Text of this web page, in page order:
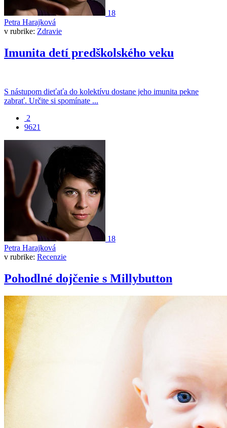
18
Petra Harajková
v rubrike: Zdravie
­Imunita detí predškolského veku
S nástupom dieťaťa do kolektívu dostane jeho imunita pekne
zabrať. Určite si spomínate ...
2
9621
18
Petra Harajková
v rubrike: Recenzie
Pohodlné dojčenie s Millybutton